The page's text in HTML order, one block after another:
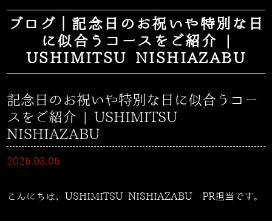
ブログ｜記念日のお祝いや特別な日
に似合うコースをご紹介 |
USHIMITSU NISHIAZABU
記念日のお祝いや特別な日に似合うコー
スをご紹介 | USHIMITSU
NISHIAZABU
2025.03.05
こんにちは、USHIMITSU NISHIAZABU PR担当です。